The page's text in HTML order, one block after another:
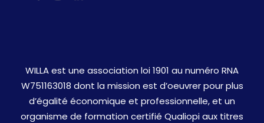
WILLA est une association loi 1901 au numéro RNA
W751163018 dont la mission est d’oeuvrer pour plus
d’égalité économique et professionnelle, et un
organisme de formation certifié Qualiopi aux titres